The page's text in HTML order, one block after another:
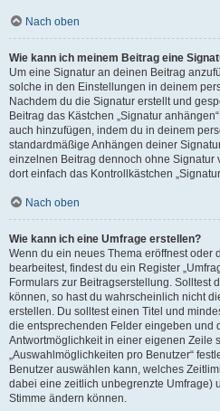
Nach oben
Wie kann ich meinem Beitrag eine
Um eine Signatur an deinen Beitrag
solche in den Einstellungen in deinem
Nachdem du die Signatur erstellt und
Beitrag das Kästchen „Signatur
auch hinzufügen, indem du in deinem
standardmäßige Anhängen deiner
einzelnen Beitrag dennoch ohne Signatur
dort einfach das Kontrollkästchen
Nach oben
Wie kann ich eine Umfrage erstellen?
Wenn du ein neues Thema eröffnest oder
bearbeitest, findest du ein Register
Formulars zur Beitragserstellung. Solltest
können, so hast du wahrscheinlich nicht
erstellen. Du solltest einen Titel und
die entsprechenden Felder eingeben und
Antwortmöglichkeit in einer eigenen Zeile
„Auswahlmöglichkeiten pro Benutzer“
Benutzer auswählen kann, welches
dabei eine zeitlich unbegrenzte Umfrage)
Stimme ändern können.